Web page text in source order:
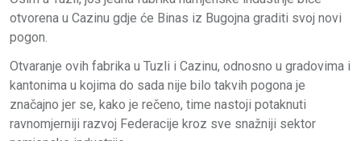
otvorena u Cazinu gdje će Binas iz Bugojna graditi svoj novi
pogon.
Otvaranje ovih fabrika u Tuzli i Cazinu, odnosno u gradovima i
kantonima u kojima do sada nije bilo takvih pogona je
značajno jer se, kako je rečeno, time nastoji potaknuti
ravnomjerniji razvoj Federacije kroz sve snažniji sektor